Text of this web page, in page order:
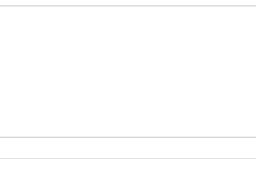
情的一一给王哥解说并报价29.8万。由于五十铃